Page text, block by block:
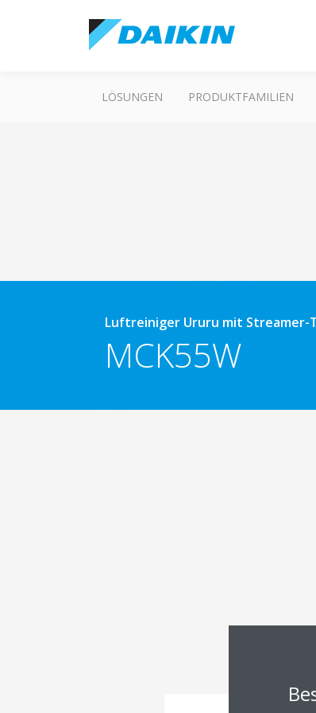
LÖSUNGEN PRODUKTFAMILIEN
Luftreiniger Ururu mit Streamer-
MCK55W